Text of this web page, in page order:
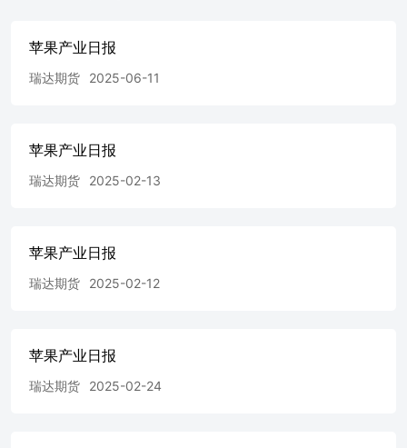
苹果产业日报
瑞达期货 2025-06-11
苹果产业日报
瑞达期货 2025-02-13
苹果产业日报
瑞达期货 2025-02-12
苹果产业日报
瑞达期货 2025-02-24